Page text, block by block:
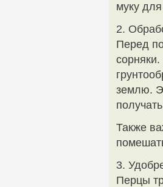
муку
2.
Перед
землю.
Также
3.
Перцы